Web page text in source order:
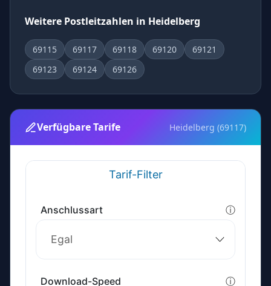
Weitere Postleitzahlen in Heidelberg
69115 69117 69118 69120
69121
69123
69124 69126
Verfügbare Tarife Heidelberg (69117)